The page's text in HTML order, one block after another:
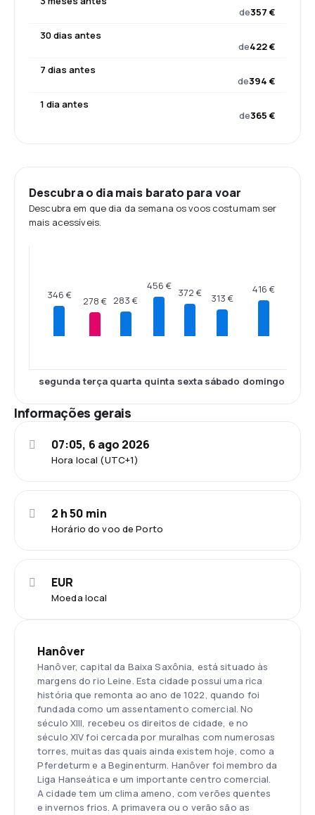
de357 €
30 dias antes
de422 €
7 dias antes
de394 €
1 dia antes
de365 €
Descubra o dia mais barato para voar
Descubra em que dia da semana os voos costumam ser
mais acessíveis.
346 €
segunda
278 €
terça
283 €
quarta
456 €
quinta
372 €
sexta
313 €
sábado
416 €
domingo
Informações gerais
Hora local (UTC+1)
07:05, 6 ago 2026
Horário do voo de Porto
2 h 50 min
Moeda local
EUR
Hanôver
Hanôver, capital da Baixa Saxônia, está situado às
margens do rio Leine. Esta cidade possui uma rica
história que remonta ao ano de 1022, quando foi
fundada como um assentamento comercial. No
século XIII, recebeu os direitos de cidade, e no
século XIV foi cercada por muralhas com numerosas
torres, muitas das quais ainda existem hoje, como a
Pferdeturm e a Beginenturm. Hanôver foi membro da
Liga Hanseática e um importante centro comercial.
A cidade tem um clima ameno, com verões quentes
e invernos frios. A primavera ou o verão são as